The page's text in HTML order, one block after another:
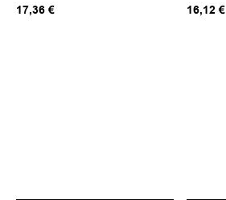
17,36 € 16,12€